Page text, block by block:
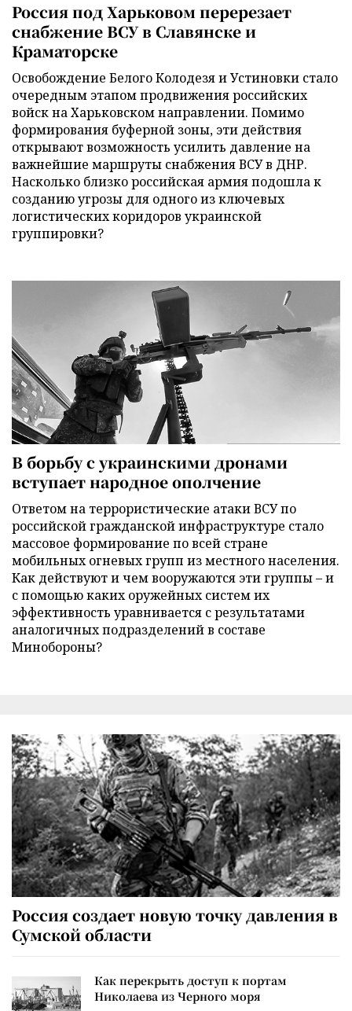
Россия под Харьковом перерезает
снабжение ВСУ в Славянске и
Краматорске
Освобождение Белого Колодезя и Устиновки стало
очередным этапом продвижения российских
войск на Харьковском направлении. Помимо
формирования буферной зоны, эти действия
открывают возможность усилить давление на
важнейшие маршруты снабжения ВСУ в ДНР.
Насколько близко российская армия подошла к
созданию угрозы для одного из ключевых
логистических коридоров украинской
группировки?
В борьбу с украинскими дронами
вступает народное ополчение
Ответом на террористические атаки ВСУ по
российской гражданской инфраструктуре стало
массовое формирование по всей стране
мобильных огневых групп из местного населения.
Как действуют и чем вооружаются эти группы – и
с помощью каких оружейных систем их
эффективность уравнивается с результатами
аналогичных подразделений в составе
Минобороны?
Россия создает новую точку давления в
Сумской области
Как перекрыть доступ к портам
Николаева из Черного моря